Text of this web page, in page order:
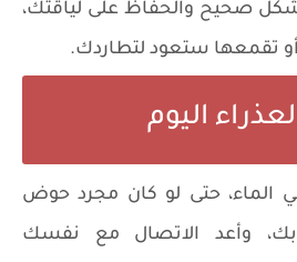
صحيح والحفاظ على لياقتك،
تقمعها ستعود لتطاردك.
اليوم
حتى لو كان مجرد حوض
وأعد الاتصال مع نفسك